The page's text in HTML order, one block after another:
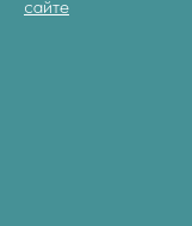
сайте